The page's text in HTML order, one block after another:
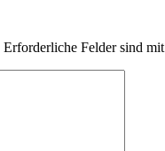
Erforderliche Felder sind mit